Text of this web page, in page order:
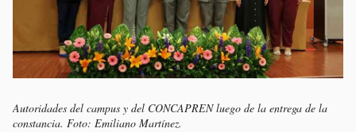
Autoridades del campus y del CONCAPREN luego de la entrega de la
constancia. Foto: Emiliano Martínez.